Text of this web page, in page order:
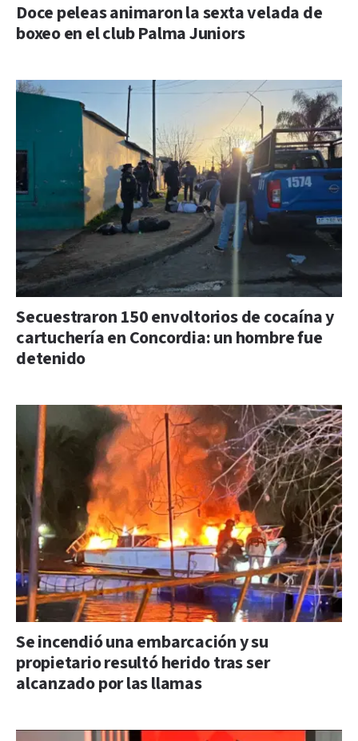
Doce peleas animaron la sexta velada de
boxeo en el club Palma Juniors
Secuestraron 150 envoltorios de cocaína y
cartuchería en Concordia: un hombre fue
detenido
Se incendió una embarcación y su
propietario resultó herido tras ser
alcanzado por las llamas